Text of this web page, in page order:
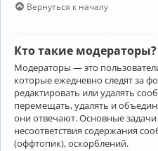
Вернуться к началу
Кто такие модераторы?
Модераторы — это
которые ежедневно следят за
редактировать или удалять
перемещать, удалять и
они отвечают. Основные
несоответствия содержания
(оффтопик), оскорблений.